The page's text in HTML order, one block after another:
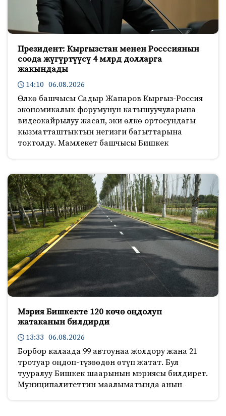
Президент: Кыргызстан менен Росссиянын
соода жүгүртүүсү 4 млрд долларга
жакындады
14:10 06.08.2026
Өлкө башчысы Садыр Жапаров Кыргыз-Россия
экономикалык форумунун катышуучуларына
видеокайрылуу жасап, эки өлкө ортосундагы
кызматташтыктын негизги багыттарына
токтолду. Мамлекет башчысы Бишкек
Мэрия Бишкекте 120 көчө оңдолуп
жатаканын билдирди
13:33 06.08.2026
Борбор калаада 99 автоунаа жолдору жана 21
тротуар оңдоп-түзөөдөн өтүп жатат. Бул
тууралуу Бишкек шаарынын мэриясы билдирет.
Муниципалитеттин маалыматында анын